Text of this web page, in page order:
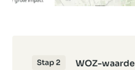
Stap 2 WOZ-waarde